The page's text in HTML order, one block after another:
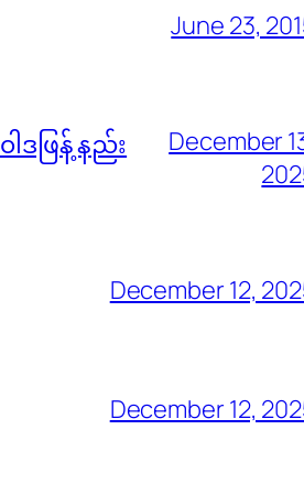
June 23,
ဖြန့် နည်း
December
December 12,
December 12,